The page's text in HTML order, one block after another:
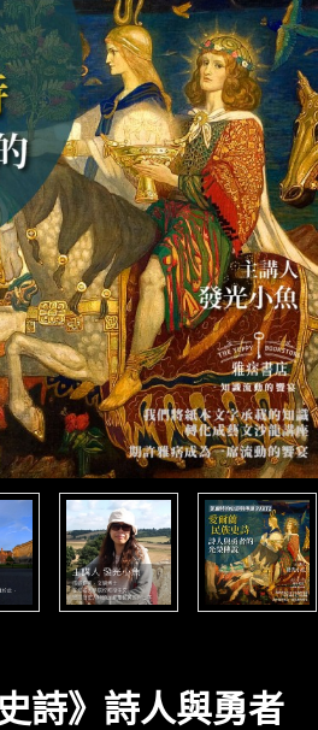
詩》詩人與勇者